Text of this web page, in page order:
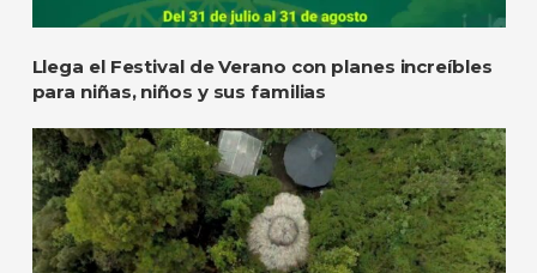
Llega el Festival de Verano con planes increíbles
para niñas, niños y sus familias